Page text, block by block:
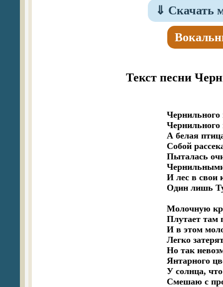
⇓ Скачать
Текст песни
Чернильного
Чернильного
А белая
Собой
Пыталась
И лес в свои
Один лишь
Молочную
Плутает там
И в этом
Легко
Но так
Янтарного
У солнца,
Смешаю с